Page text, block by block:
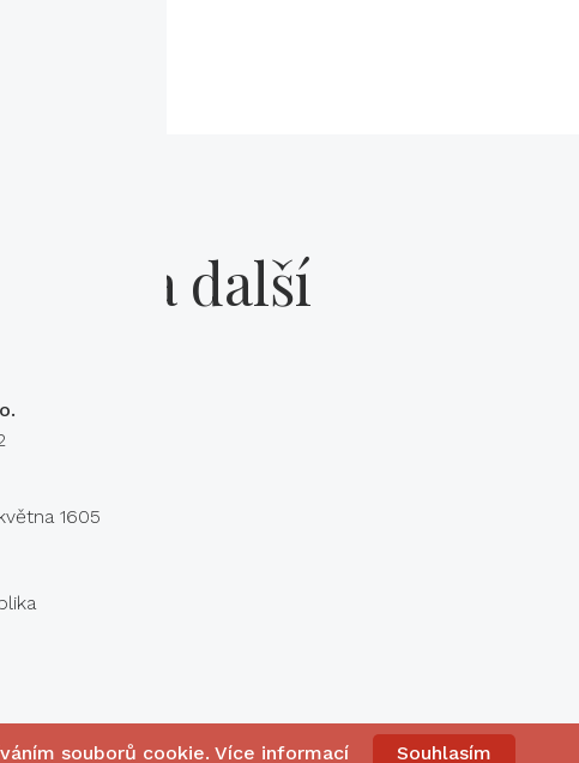
a další
1605
souborů cookie. Více informací Souhlasím